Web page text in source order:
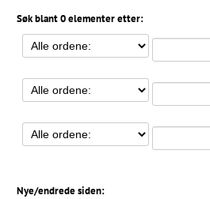
Søk blant 0 elementer etter:
Nye/endrede siden: